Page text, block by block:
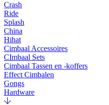
Crash
Ride
Splash
China
Hihat
Cimbaal Accessoires
CImbaal Sets
Cimbaal Tassen en -koffers
Effect Cimbalen
Gongs
Hardware